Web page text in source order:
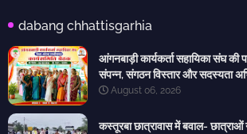
dabang chhattisgarhia
आंगनबाड़ी कार्यकर्ता सहायिका संघ की
संपन्न, संगठन विस्तार और सदस्यता
August 06, 2026
कस्तूरबा छात्रावास में बवाल- छात्राओं